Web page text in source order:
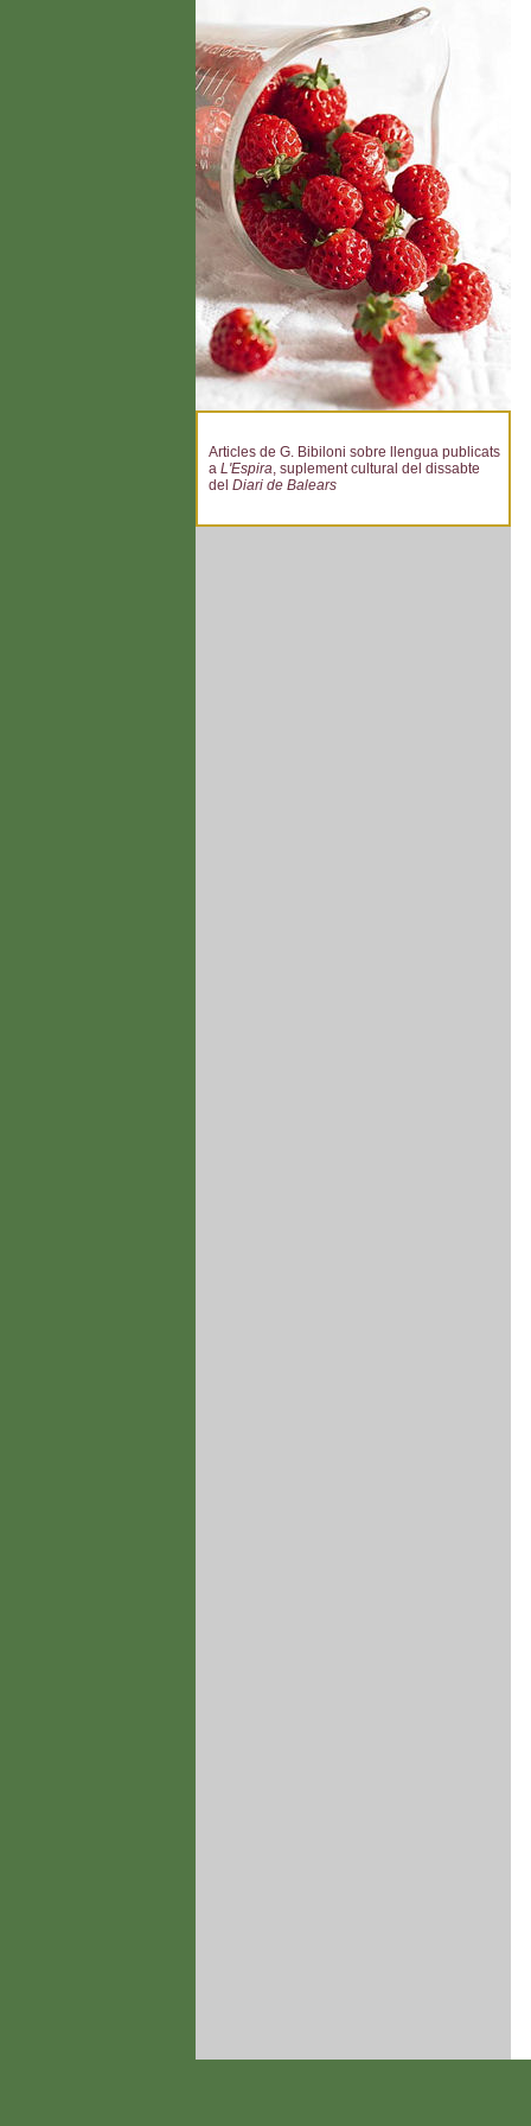
Articles de G. Bibiloni sobre llengua publicats
a L'Espira, suplement cultural del dissabte
del Diari de Balears